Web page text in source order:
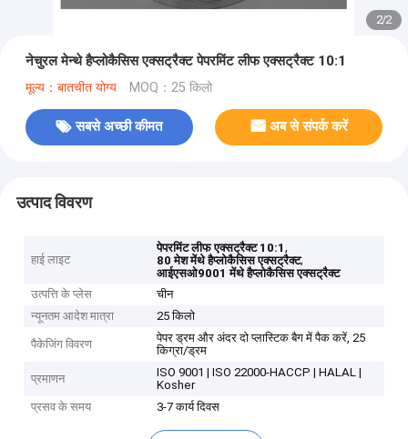
2/2
नेचुरल मेन्थे हैप्लोकैसिस एक्सट्रैक्ट पेपरमिंट लीफ एक्सट्रैक्ट 10:1
मूल्य：बातचीत योग्य MOQ：25 किलो
सबसे अच्छी कीमत अब से संपर्क करें
उत्पाद विवरण
हाई लाइट
पेपरमिंट लीफ एक्सट्रैक्ट 10:1,
80 मेश मेंथे हैप्लोकैसिस एक्सट्रैक्ट,
आईएसओ9001 मेंथे हैप्लोकैसिस एक्सट्रैक्ट
उत्पत्ति के प्लेस
चीन
न्यूनतम आदेश मात्रा
25 किलो
पैकेजिंग विवरण
पेपर ड्रम और अंदर दो प्लास्टिक बैग में पैक करें, 25
किग्रा/ड्रम
प्रमाणन
ISO 9001 | ISO 22000-HACCP | HALAL |
Kosher
प्रसव के समय
3-7 कार्य दिवस